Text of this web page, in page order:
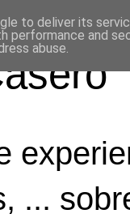
...
to deliver its
performance and
abuse.